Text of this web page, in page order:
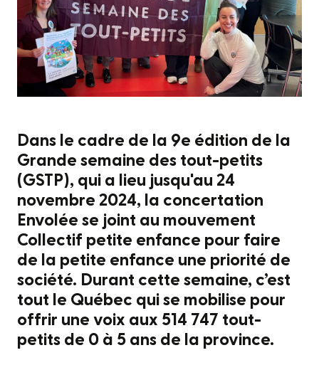
Dans le cadre de la 9e édition de la
Grande semaine des tout-petits
(GSTP), qui a lieu jusqu'au 24
novembre 2024, la concertation
Envolée se joint au mouvement
Collectif petite enfance pour faire
de la petite enfance une priorité de
société. Durant cette semaine, c’est
tout le Québec qui se mobilise pour
offrir une voix aux 514 747 tout-
petits de 0 à 5 ans de la province.